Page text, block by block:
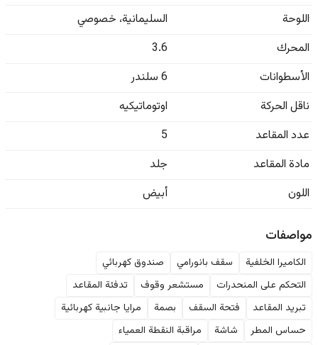
اللوحة
السليمانية، خصوصي
المحرك
3.6
الأسطوانات
6 سلندر
ناقل الحركة
اوتوماتيكيه
عدد المقاعد
5
مادة المقاعد
جلد
اللون
أبيض
مواصفات
الكاميرا الخلفية سقف بانورامي
صندوق كهربائي
التحكم على المنحدرات
مستشعر وقوف
تدفئة المقاعد
تبريد المقاعد
فتحة السقف بصمة
مرايا جانبية كهربائية
حساس المطر
شاشة
مراقبة النقطة العمياء